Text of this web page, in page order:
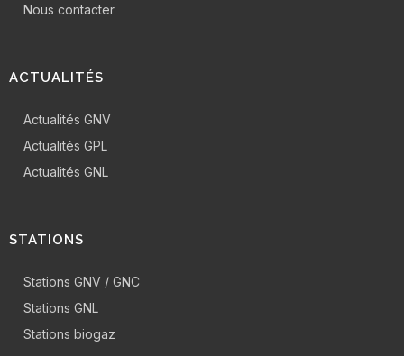
Nous contacter
ACTUALITÉS
Actualités GNV
Actualités GPL
Actualités GNL
STATIONS
Stations GNV / GNC
Stations GNL
Stations biogaz